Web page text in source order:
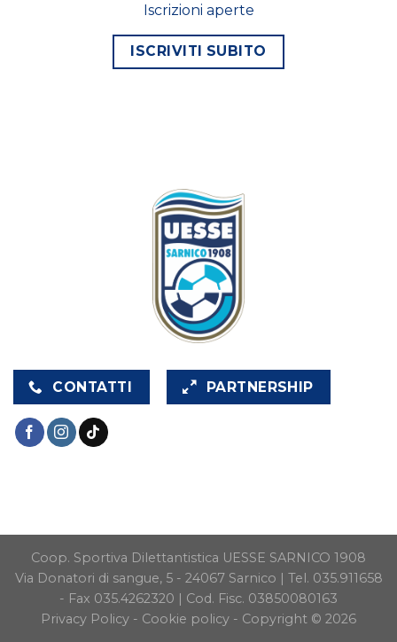
Iscrizioni aperte
ISCRIVITI SUBITO
CONTATTI PARTNERSHIP
Coop. Sportiva Dilettantistica UESSE SARNICO 1908
Via Donatori di sangue, 5 - 24067 Sarnico | Tel. 035.911658
- Fax 035.4262320 | Cod. Fisc. 03850080163
Privacy Policy - Cookie policy - Copyright © 2026